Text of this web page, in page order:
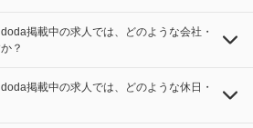
掲載中の求人では、どのような会社・
？
掲載中の求人では、どのような休日・